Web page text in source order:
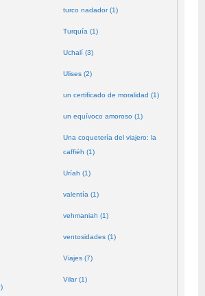
turco nadador (1)
Turquía (1)
Uchalí (3)
Ulises (2)
un certificado de moralidad (1)
un equívoco amoroso (1)
Una coquetería del viajero: la
caffiéh (1)
Uríah (1)
valentía (1)
vehmaniah (1)
ventosidades (1)
Viajes (7)
Vilar (1)